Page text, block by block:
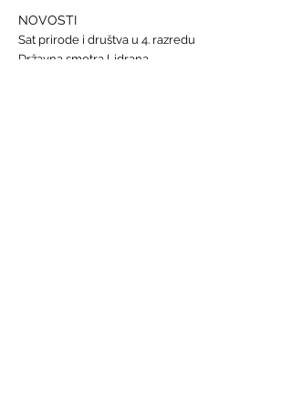
NOVOSTI
Sat prirode i društva u 4. razredu
Državna smotra Lidrana